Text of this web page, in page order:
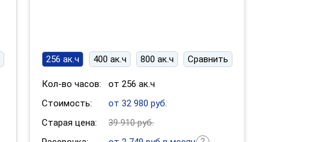
256 ак.ч 400 ак.ч 800 ак.ч Сравнить
Кол-во часов:
от 256 ак.ч
Стоимость:
от 32 980 руб.
Старая цена:
39 910 руб.